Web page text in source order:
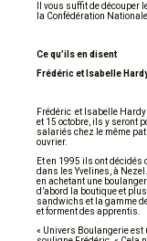
Il vous suffit de découper
la Confédération
Ce qu’ils en disent
Frédéric et Isabelle
Frédéric et Isabelle
et 15 octobre, ils y seront
salariés chez le même
ouvrier.
Et en 1995 ils ont décidés
dans les Yvelines, à
en achetant une
d’abord la boutique et
sandwichs et la gamme
et forment des apprentis.
« Univers Boulangerie est